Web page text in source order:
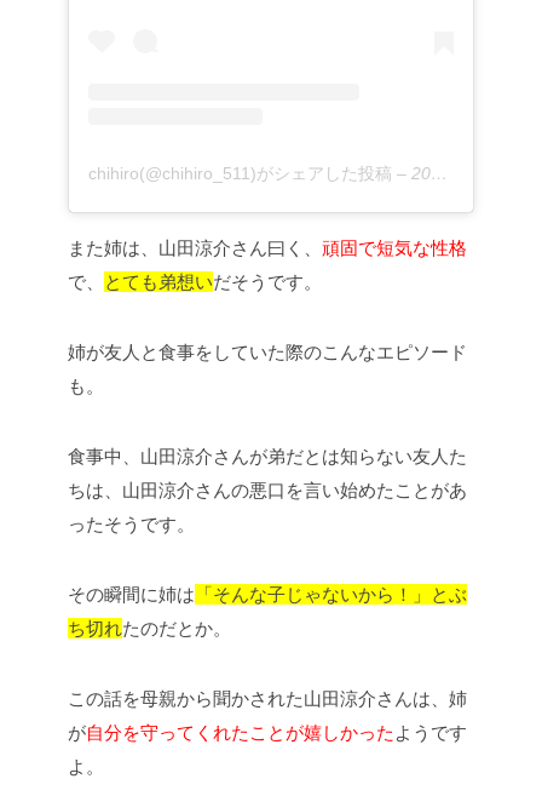
chihiro(@chihiro_511)がシェアした投稿 – 2020年 7月月31日午後8時31分PDT
また姉は、山田涼介さん曰く、 頑固で短気な性格
で、
とても弟想いだそうです。
姉が友人と食事をしていた際のこんなエピソード
も。
食事中、山田涼介さんが弟だとは知らない友人た
ちは、山田涼介さんの悪口を言い始めたことがあ
ったそうです。
その瞬間に姉は 「そんな子じゃないから！」とぶ
ち切れたのだとか。
この話を母親から聞かされた山田涼介さんは、姉
が自分を守ってくれたことが嬉しかった ようです
よ。